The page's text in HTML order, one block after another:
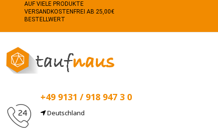
AUF VIELE PRODUKTE
VERSANDKOSTENFREI AB 25,00€
BESTELLWERT
+49 9131 / 918 947 3 0
Deutschland